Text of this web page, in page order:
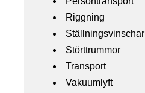
Riggning
Ställningsvinschar
Störttrummor
Transport
Vakuumlyft